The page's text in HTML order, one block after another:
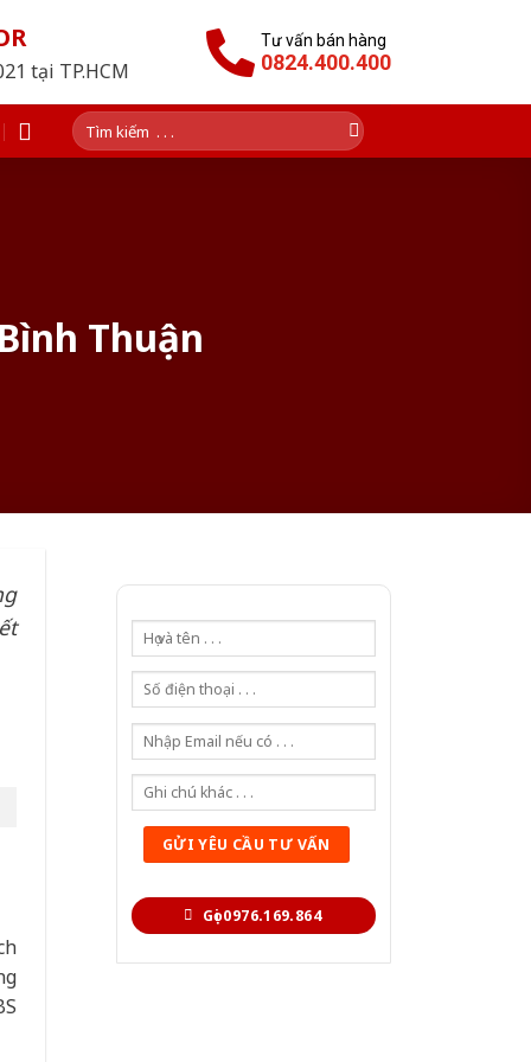
tại TP.HCM
Tư vấn bán hàng
0824.400.400
Tìm
kiếm:
Thuận
Gọi 0976.169.864